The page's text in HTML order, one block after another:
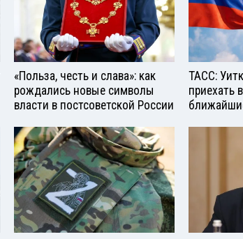
«Польза, честь и слава»: как
рождались новые символы
власти в постсоветской России
ТАСС:
приехать